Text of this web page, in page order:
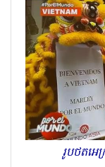
រូបថតអេ